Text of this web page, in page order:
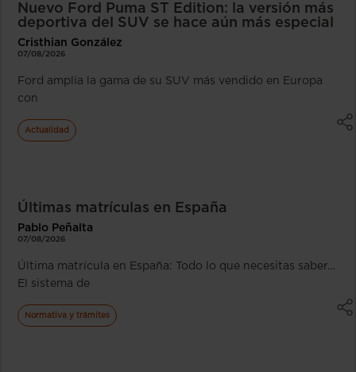
Nuevo Ford Puma ST Edition: la versión más
deportiva del SUV se hace aún más especial
Cristhian González
07/08/2026
Ford amplía la gama de su SUV más vendido en Europa
con
Actualidad
Últimas matrículas en España
Pablo Peñalta
07/08/2026
Última matrícula en España: Todo lo que necesitas saber…
El sistema de
Normativa y trámites